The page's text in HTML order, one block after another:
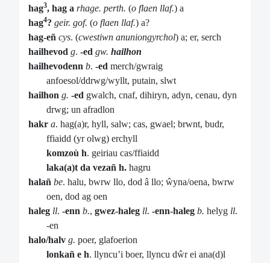
hag3, hag a rhage. perth. (o flaen llaf.) a
hag4? geir. gof. (o flaen llaf.) a?
hag-eñ cys. (cwestiwn anuniongyrchol) a; er, serch
hailhevod g. -ed gw. hailhon
hailhevodenn b. -ed merch/gwraig
anfoesol/ddrwg/wyllt, putain, slwt
hailhon g. -ed gwalch, cnaf, dihiryn, adyn, cenau, dyn
drwg; un afradlon
hakr a. hag(a)r, hyll, salw; cas, gwael; brwnt, budr,
ffiaidd (yr olwg) erchyll
komzoù h. geiriau cas/ffiaidd
laka(a)t da vezañ h. hagru
halañ be. halu, bwrw llo, dod â llo; ŵyna/oena, bwrw
oen, dod ag oen
haleg ll. -enn b., gwez-haleg ll. -enn-haleg b. helyg ll.
-en
halo/halv g. poer, glafoerion
lonkañ e h. llyncu’i boer, llyncu dŵr ei ana(d)l